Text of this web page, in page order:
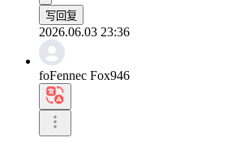
写回复
2026.06.03 23:36
foFennec Fox946